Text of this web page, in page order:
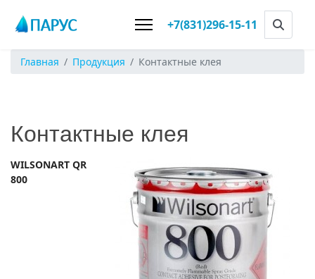
+7(831)296-15-11
Главная Продукция Контактные клея
Контактные клея
WILSONART QR
800